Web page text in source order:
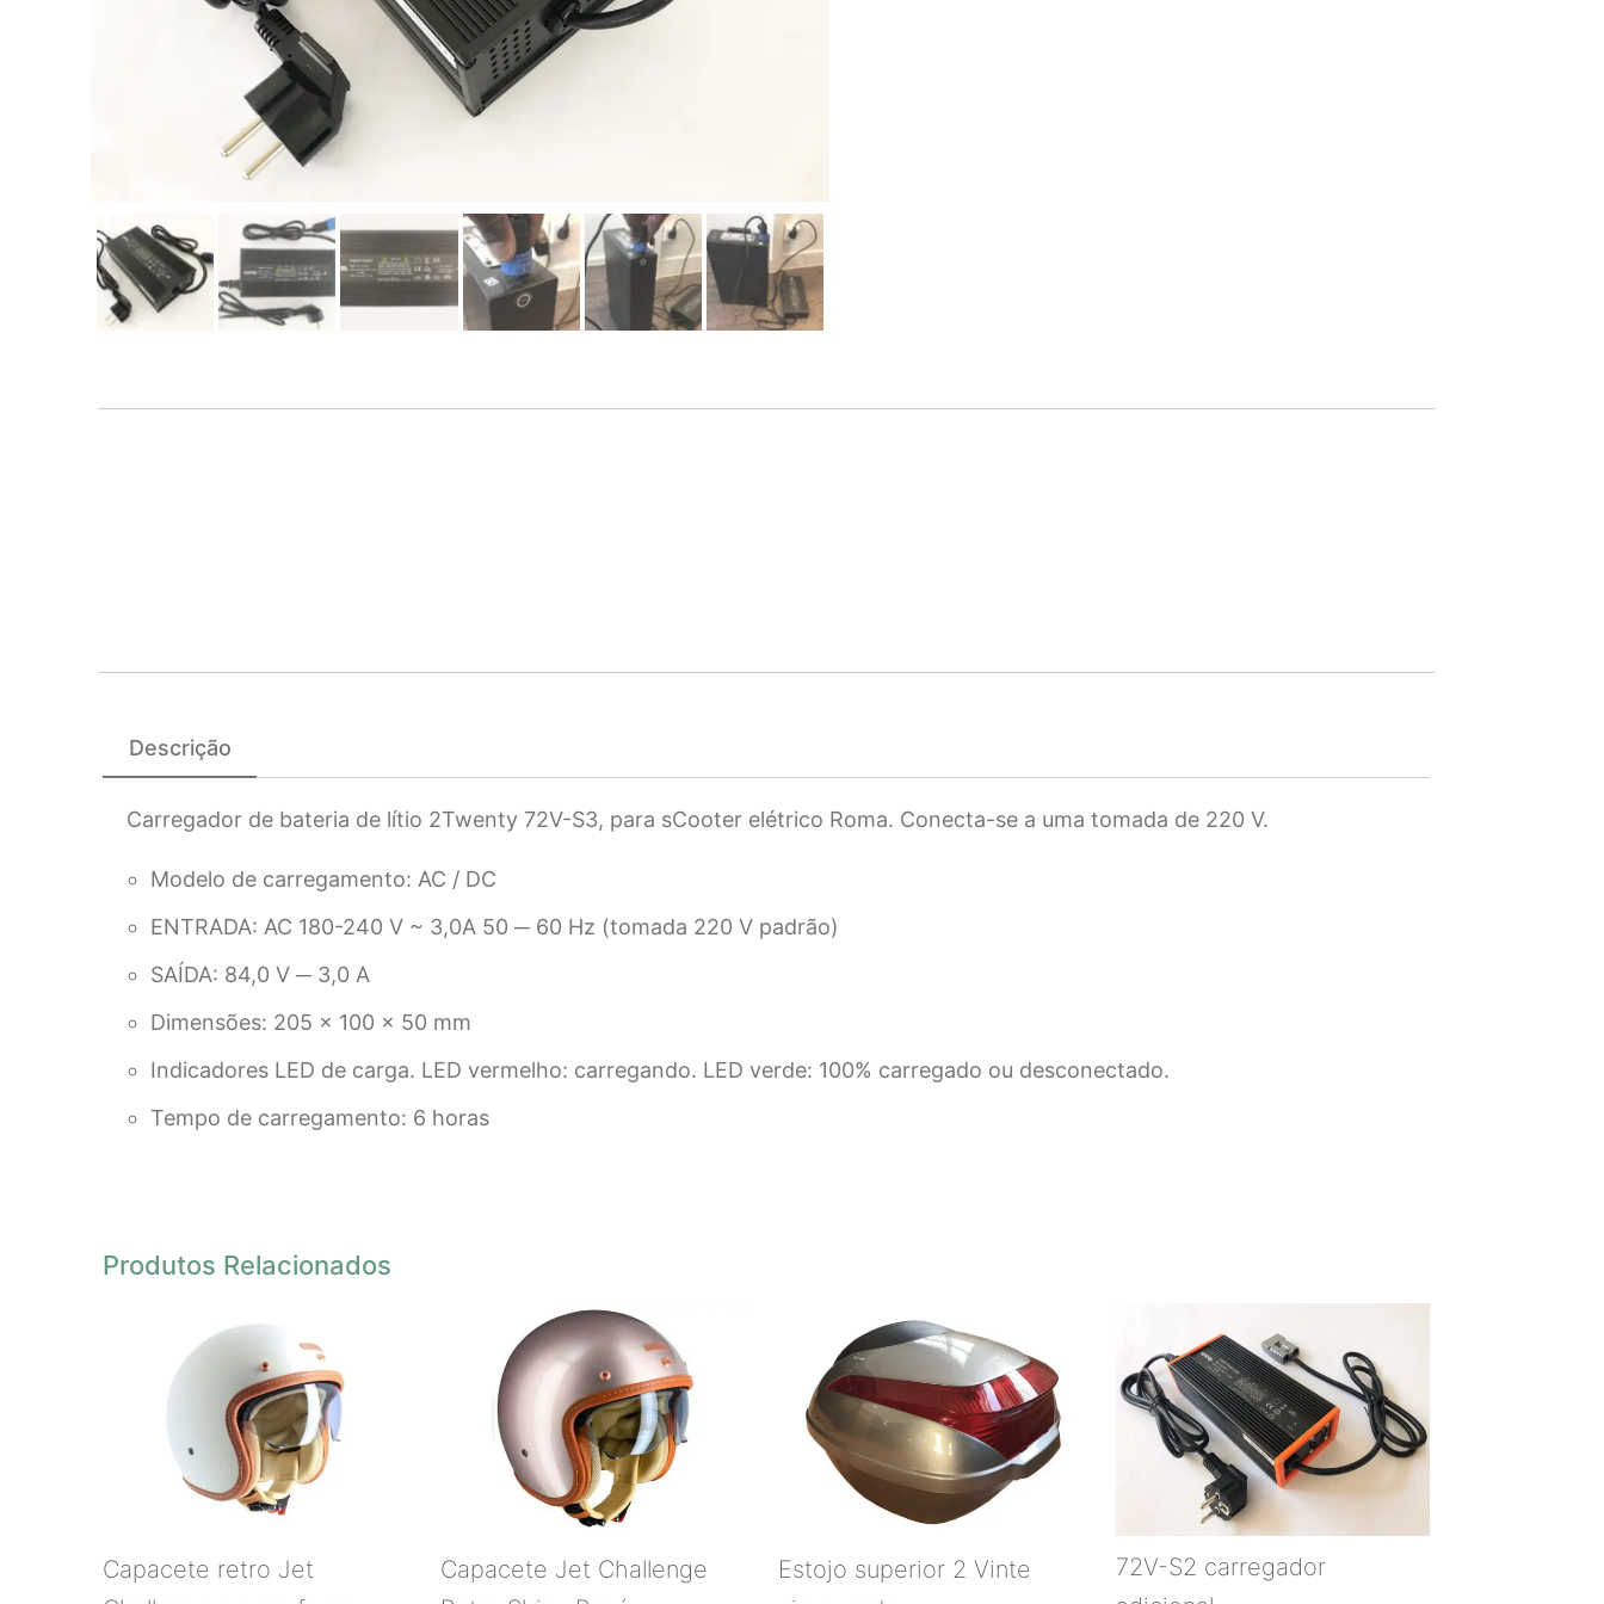
Descrição
Carregador de bateria de lítio 2Twenty 72V-S3, para sCooter elétrico Roma. Conecta-se a uma tomada de 220 V.
Modelo de carregamento: AC / DC
ENTRADA: AC 180-240 V ~ 3,0A 50 ─ 60 Hz (tomada 220 V padrão)
SAÍDA: 84,0 V ─ 3,0 A
Dimensões: 205 x 100 x 50 mm
Indicadores LED de carga. LED vermelho: carregando. LED verde: 100% carregado ou desconectado.
Tempo de carregamento: 6 horas
Produtos Relacionados
Capacete retro Jet
Capacete Jet Challenge
Estojo superior 2 Vinte
72V-S2 carregador